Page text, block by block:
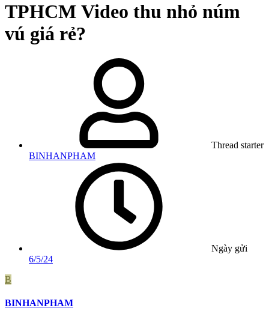
TPHCM Video thu nhỏ núm
vú giá rẻ?
Thread starter
BINHANPHAM
Ngày gửi
6/5/24
B
BINHANPHAM